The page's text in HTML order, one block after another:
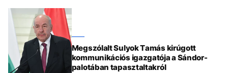
Megszólalt Sulyok Tamás kirúgott
kommunikációs igazgatója a Sándor-
palotában tapasztaltakról